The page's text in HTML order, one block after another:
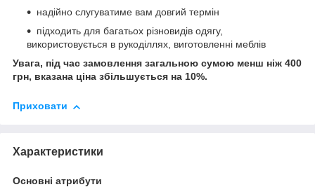
надійно слугуватиме вам довгий термін
підходить для багатьох різновидів одягу,
використовується в рукоділлях, виготовленні меблів
Увага, під час замовлення загальною сумою менш ніж 400
грн, вказана ціна збільшується на 10%.
Приховати
Характеристики
Основні атрибути